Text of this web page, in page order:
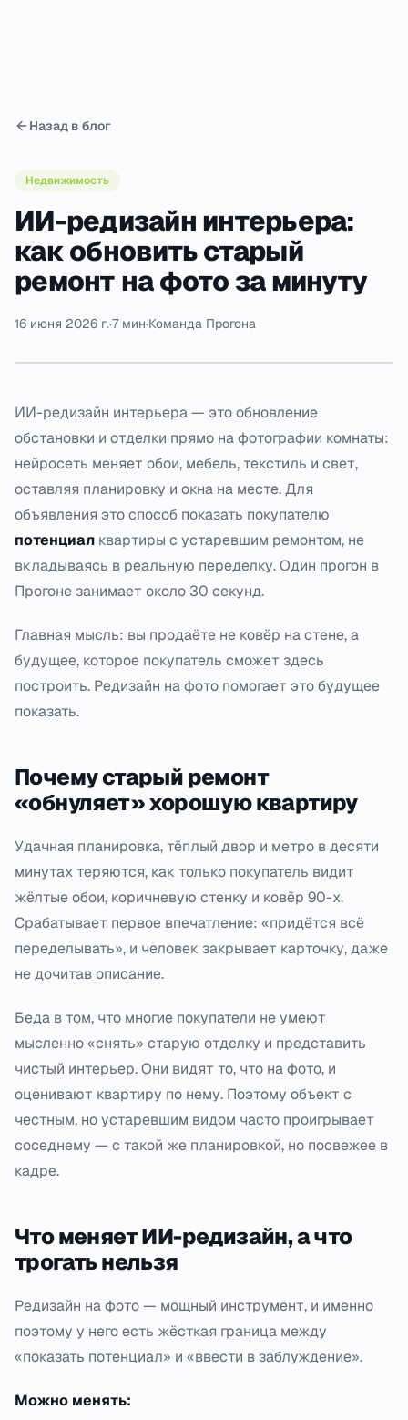
Назад в блог
Недвижимость
ИИ-редизайн интерьера:
как обновить старый
ремонт на фото за минуту
16 июня 2026 г.·7 мин·Команда Прогона
ИИ-редизайн интерьера — это обновление
обстановки и отделки прямо на фотографии комнаты:
нейросеть меняет обои, мебель, текстиль и свет,
оставляя планировку и окна на месте. Для
объявления это способ показать покупателю
потенциал квартиры с устаревшим ремонтом, не
вкладываясь в реальную переделку. Один прогон в
Прогоне занимает около 30 секунд.
Главная мысль: вы продаёте не ковёр на стене, а
будущее, которое покупатель сможет здесь
построить. Редизайн на фото помогает это будущее
показать.
Почему старый ремонт
«обнуляет» хорошую квартиру
Удачная планировка, тёплый двор и метро в десяти
минутах теряются, как только покупатель видит
жёлтые обои, коричневую стенку и ковёр 90-х.
Срабатывает первое впечатление: «придётся всё
переделывать», и человек закрывает карточку, даже
не дочитав описание.
Беда в том, что многие покупатели не умеют
мысленно «снять» старую отделку и представить
чистый интерьер. Они видят то, что на фото, и
оценивают квартиру по нему. Поэтому объект с
честным, но устаревшим видом часто проигрывает
соседнему — с такой же планировкой, но посвежее в
кадре.
Что меняет ИИ-редизайн, а что
трогать нельзя
Редизайн на фото — мощный инструмент, и именно
поэтому у него есть жёсткая граница между
«показать потенциал» и «ввести в заблуждение».
Можно менять: